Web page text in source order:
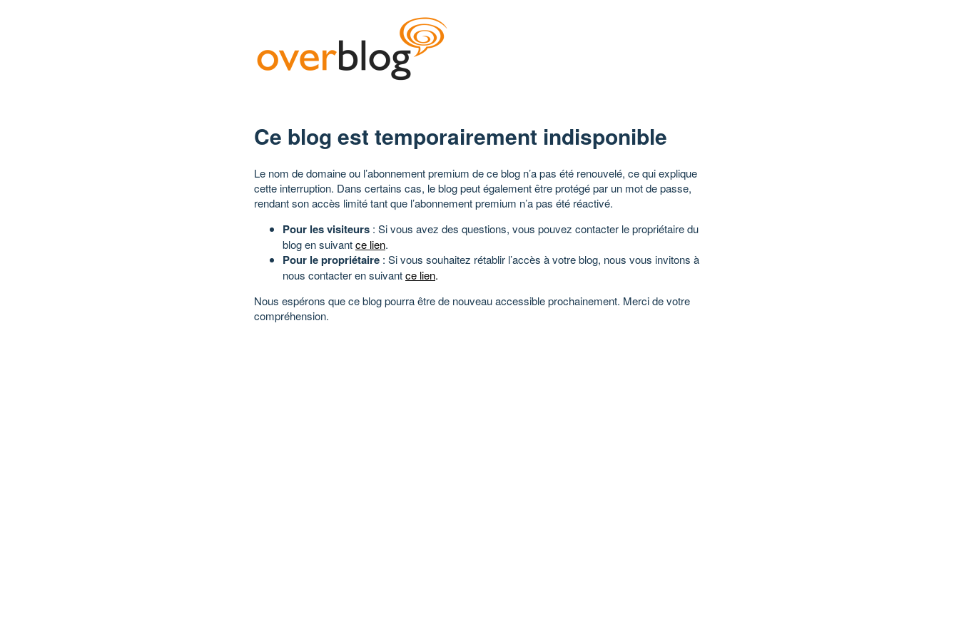
Ce blog est temporairement indisponible
Le nom de domaine ou l’abonnement premium de ce blog n’a pas été renouvelé, ce qui explique
cette interruption. Dans certains cas, le blog peut également être protégé par un mot de passe,
rendant son accès limité tant que l’abonnement premium n’a pas été réactivé.
Pour les visiteurs : Si vous avez des questions, vous pouvez contacter le propriétaire du
blog en suivantce lien.
Pour le propriétaire : Si vous souhaitez rétablir l’accès à votre blog, nous vous invitons à
nous contacter en suivantce lien.
Nous espérons que ce blog pourra être de nouveau accessible prochainement. Merci de votre
compréhension.